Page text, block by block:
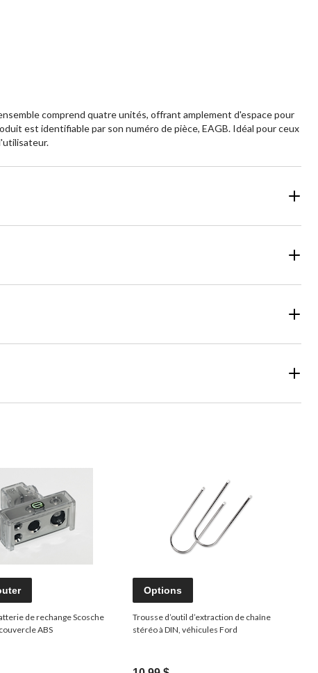
comprend quatre unités, offrant amplement d'espace pour
est identifiable par son numéro de pièce, EAGB. Idéal pour ceux
de rechange Scosche
ABS
Options
Trousse d’outil d’extraction de chaîne
stéréo à DIN, véhicules Ford